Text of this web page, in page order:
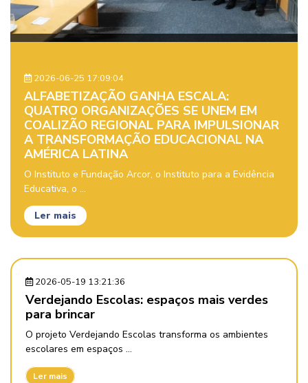
2026-06-25 17:09:04
ALFABETIZAÇÃO GANHA ESCALA:
QUATRO ORGANIZAÇÕES SE UNEM EM
COALIZÃO REGIONAL PARA IMPULSIONAR
A TRANSFORMAÇÃO EDUCACIONAL NA
AMÉRICA LATINA
O Instituto e Fundação Arcor, o Instituto para a Evidência
Educativa, o ...
Ler mais
2026-05-19 13:21:36
Verdejando Escolas: espaços mais verdes
para brincar
O projeto Verdejando Escolas transforma os ambientes
escolares em espaços ...
Ler mais